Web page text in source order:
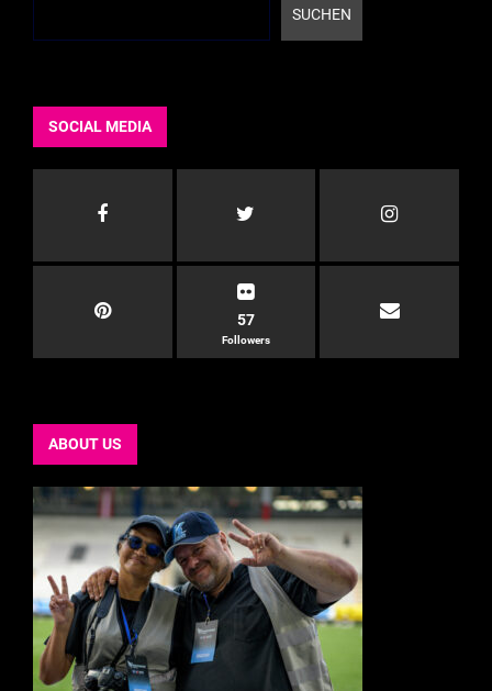
SUCHEN
SOCIAL MEDIA
57
Followers
ABOUT US